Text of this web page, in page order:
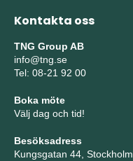
Kontakta oss
TNG Group AB
info@tng.se
Tel: 08-21 92 00
Boka möte
Välj dag och tid!
Besöksadress
Kungsgatan 44, Stockholm